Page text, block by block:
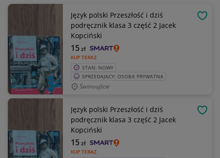
Język polski Przeszłość i dziś
podręcznik klasa 3 część 2 Jacek
Kopciński
KUP TERAZ
15zł
STAN: NOWY
SPRZEDAJĄCY: OSOBA PRYWATNA
Świnoujście
Język polski Przeszłość i dziś
podręcznik klasa 3 część 2 Jacek
Kopciński
KUP TERAZ
15zł